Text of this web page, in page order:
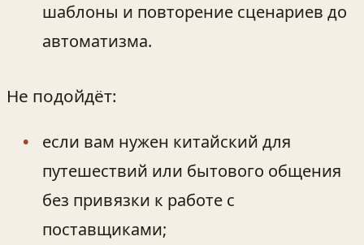
шаблоны и повторение сценариев до
автоматизма.
Не подойдёт:
если вам нужен китайский для
путешествий или бытового общения
без привязки к работе с
поставщиками;